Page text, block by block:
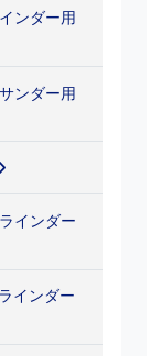
ンダー用
ンダー用
インダー
インダー